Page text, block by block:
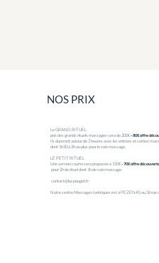
NOS PRIX
Le GRAND RITUEL
prix des grands rituels massages sera de 200€- 80€ offre
Ils dureront autour de 3 heures avec les entrées et sorties
dont 1h30 à 2h ou plus pour le soin massage.
LE PETIT RITUEL
Une version courte sera proposée à 150€- 70€ offre
pour 2h de rituel dont 1h de soin massage.
contact@lucpouget.fr
Notre centre Massages tantriques est à PEZENAS au 36 rue